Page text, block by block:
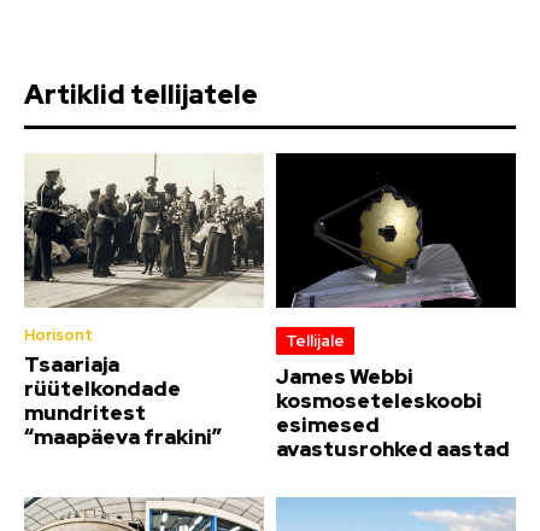
Artiklid tellijatele
Horisont
Tsaariaja
rüütelkondade
mundritest
“maapäeva frakini”
Tellijale
James Webbi
kosmoseteleskoobi
esimesed
avastusrohked aastad